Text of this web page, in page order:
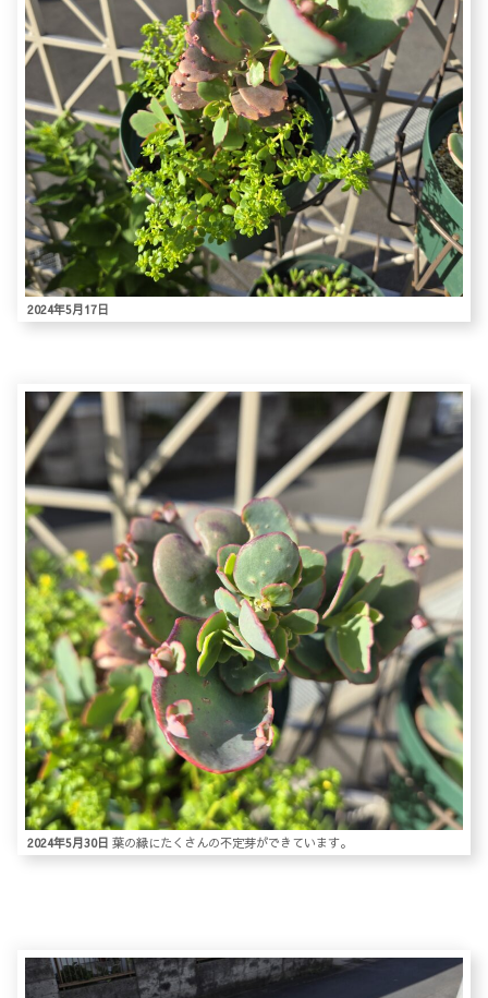
2024年5月17日
2024年5月30日 葉の縁にたくさんの不定芽ができています。